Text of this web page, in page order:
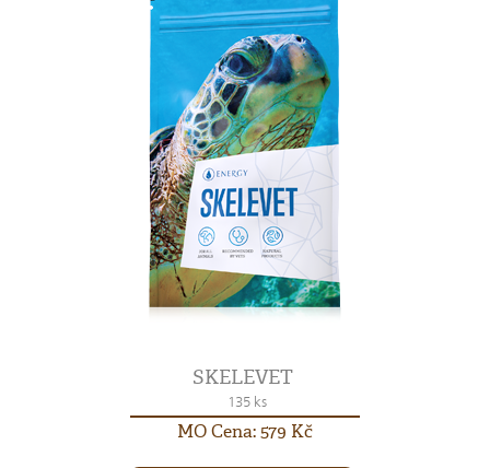
SKELEVET
135 ks
MO Cena: 579 Kč